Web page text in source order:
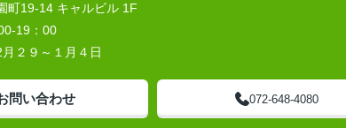
町19-14 キャルビル 1F
19：00
２９～１月４日
問い合わせ 072-648-4080